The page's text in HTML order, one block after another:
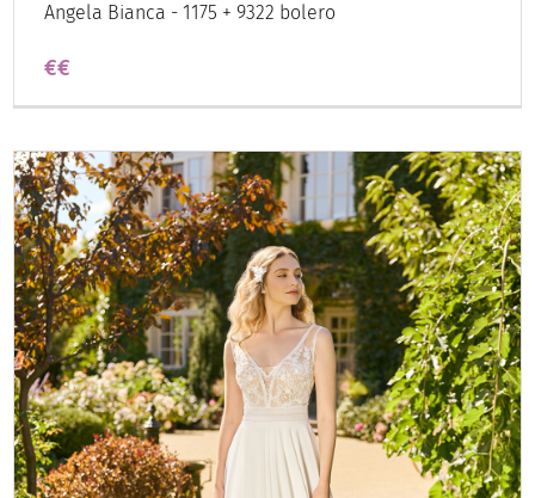
Angela Bianca - 1175 + 9322 bolero
€€